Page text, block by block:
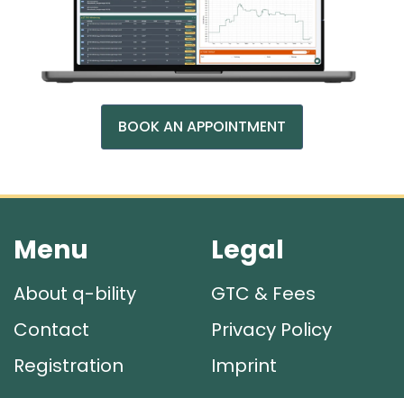
BOOK AN APPOINTMENT
Menu
About q-bility
Contact
Registration
Legal
GTC & Fees
Privacy Policy
Imprint